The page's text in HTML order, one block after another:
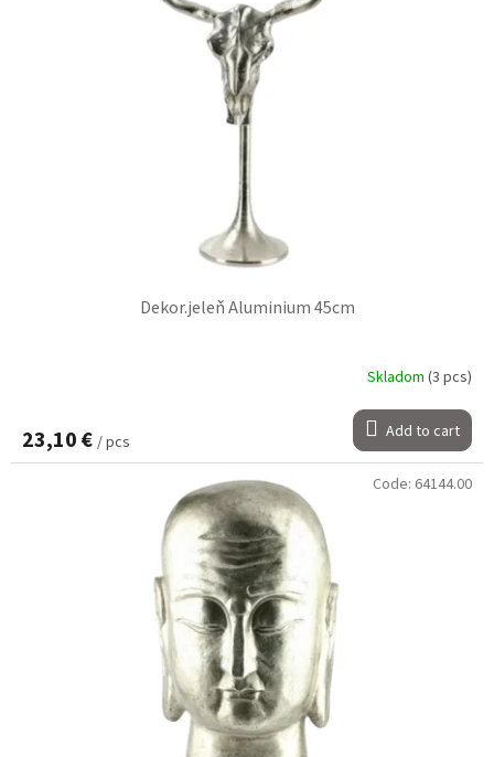
Dekor.jeleň Aluminium 45cm
Skladom (3 pcs)
23,10 € / pcs Add to cart
Code: 64144.00